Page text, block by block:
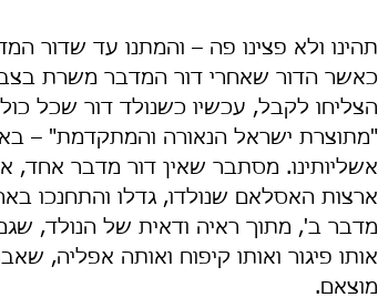
תהינו ולא פצינו פה – והמתנו עד שדור
כאשר הדור שאחרי דור המדבר משרת
הצליחו לקבל, עכשיו כשנולד דור שכל
"מתוצרת ישראל הנאורה והמתקדמת" –
אשליותינו. מסתבר שאין דור מדבר אחד,
ארצות האסלאם שנולדו, גדלו והתחנכו
מדבר ב', מתוך ראיה ודאית של הנולד,
אותו פיגור ואותו קיפוח ואותה אפליה,
מוצאם.